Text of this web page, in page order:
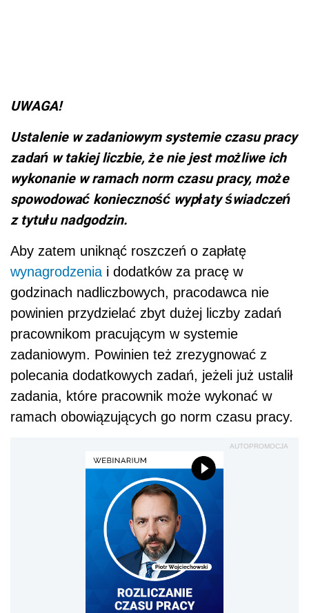
UWAGA!
Ustalenie w zadaniowym systemie czasu pracy
zadań w takiej liczbie, że nie jest możliwe ich
wykonanie w ramach norm czasu pracy, może
spowodować konieczność wypłaty świadczeń
z tytułu nadgodzin.
Aby zatem uniknąć roszczeń o zapłatę
wynagrodzenia i dodatków za pracę w
godzinach nadliczbowych, pracodawca nie
powinien przydzielać zbyt dużej liczby zadań
pracownikom pracującym w systemie
zadaniowym. Powinien też zrezygnować z
polecania dodatkowych zadań, jeżeli już ustalił
zadania, które pracownik może wykonać w
ramach obowiązujących go norm czasu pracy.
AUTOPROMOCJA